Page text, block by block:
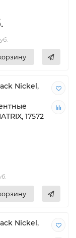
Nickel,
17572
Nickel,